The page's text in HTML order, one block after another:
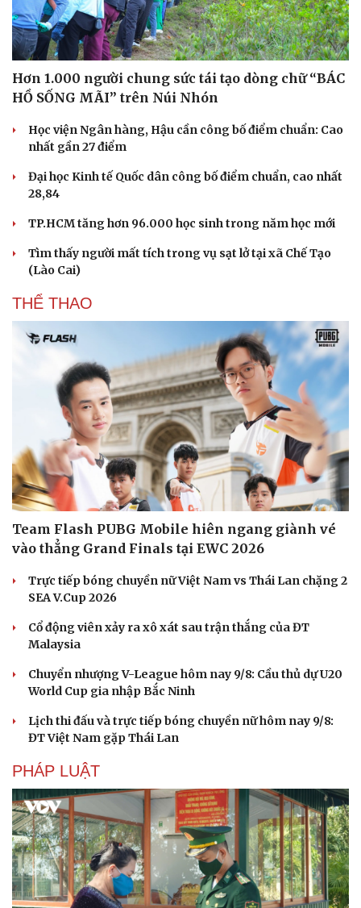
Hơn 1.000 người chung sức tái tạo dòng chữ “BÁC
HỒ SỐNG MÃI” trên Núi Nhón
Học viện Ngân hàng, Hậu cần công bố điểm chuẩn: Cao
nhất gần 27 điểm
Đại học Kinh tế Quốc dân công bố điểm chuẩn, cao nhất
28,84
TP.HCM tăng hơn 96.000 học sinh trong năm học mới
Tìm thấy người mất tích trong vụ sạt lở tại xã Chế Tạo
(Lào Cai)
THỂ THAO
Team Flash PUBG Mobile hiên ngang giành vé
vào thẳng Grand Finals tại EWC 2026
Trực tiếp bóng chuyền nữ Việt Nam vs Thái Lan chặng 2
SEA V.Cup 2026
Cổ động viên xảy ra xô xát sau trận thắng của ĐT
Malaysia
Chuyển nhượng V-League hôm nay 9/8: Cầu thủ dự U20
World Cup gia nhập Bắc Ninh
Lịch thi đấu và trực tiếp bóng chuyền nữ hôm nay 9/8:
ĐT Việt Nam gặp Thái Lan
PHÁP LUẬT